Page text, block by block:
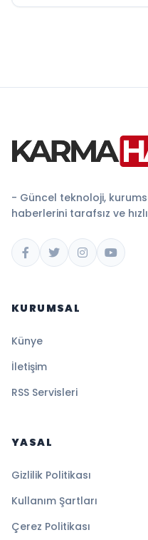
- Güncel teknoloji,
haberlerini tarafsız ve
KURUMSAL
Künye
İletişim
RSS Servisleri
YASAL
Gizlilik Politikası
Kullanım Şartları
Çerez Politikası